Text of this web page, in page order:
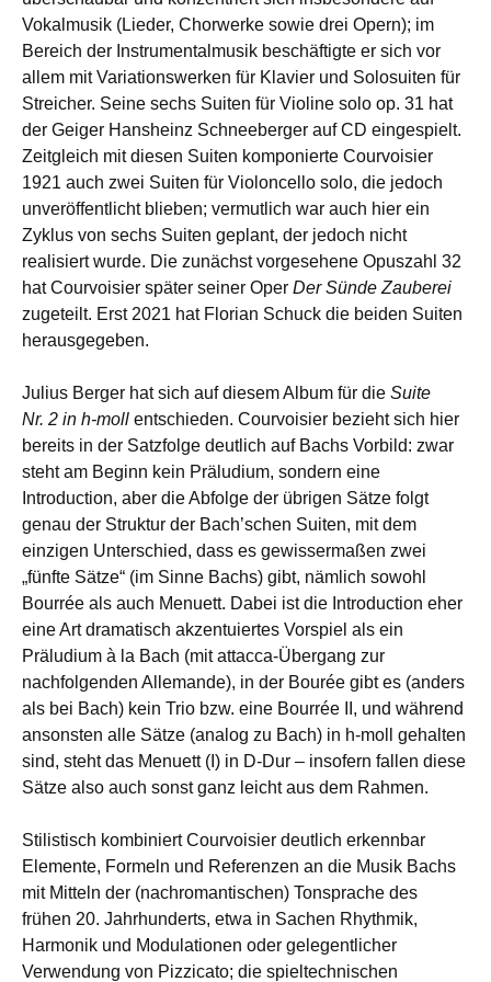
Vokalmusik (Lieder, Chorwerke sowie drei Opern); im
Bereich der Instrumentalmusik beschäftigte er sich vor
allem mit Variationswerken für Klavier und Solosuiten für
Streicher. Seine sechs Suiten für Violine solo op. 31 hat
der Geiger Hansheinz Schneeberger auf CD eingespielt.
Zeitgleich mit diesen Suiten komponierte Courvoisier
1921 auch zwei Suiten für Violoncello solo, die jedoch
unveröffentlicht blieben; vermutlich war auch hier ein
Zyklus von sechs Suiten geplant, der jedoch nicht
realisiert wurde. Die zunächst vorgesehene Opuszahl 32
hat Courvoisier später seiner Oper Der Sünde Zauberei
zugeteilt. Erst 2021 hat Florian Schuck die beiden Suiten
herausgegeben.
Julius Berger hat sich auf diesem Album für die Suite
Nr. 2 in h-moll entschieden. Courvoisier bezieht sich hier
bereits in der Satzfolge deutlich auf Bachs Vorbild: zwar
steht am Beginn kein Präludium, sondern eine
Introduction, aber die Abfolge der übrigen Sätze folgt
genau der Struktur der Bach’schen Suiten, mit dem
einzigen Unterschied, dass es gewissermaßen zwei
„fünfte Sätze“ (im Sinne Bachs) gibt, nämlich sowohl
Bourrée als auch Menuett. Dabei ist die Introduction eher
eine Art dramatisch akzentuiertes Vorspiel als ein
Präludium à la Bach (mit attacca-Übergang zur
nachfolgenden Allemande), in der Bourée gibt es (anders
als bei Bach) kein Trio bzw. eine Bourrée II, und während
ansonsten alle Sätze (analog zu Bach) in h-moll gehalten
sind, steht das Menuett (I) in D-Dur – insofern fallen diese
Sätze also auch sonst ganz leicht aus dem Rahmen.
Stilistisch kombiniert Courvoisier deutlich erkennbar
Elemente, Formeln und Referenzen an die Musik Bachs
mit Mitteln der (nachromantischen) Tonsprache des
frühen 20. Jahrhunderts, etwa in Sachen Rhythmik,
Harmonik und Modulationen oder gelegentlicher
Verwendung von Pizzicato; die spieltechnischen